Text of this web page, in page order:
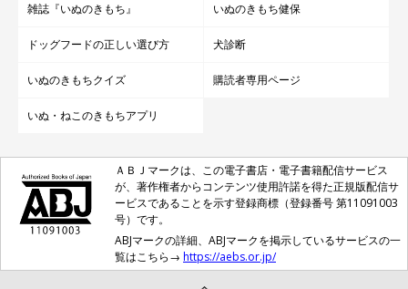
雑誌『いぬのきもち』 いぬのきもち健保
ドッグフードの正しい選び方 犬診断
いぬのきもちクイズ 購読者専用ページ
いぬ・ねこのきもちアプリ
ＡＢＪマークは、この電子書店・電子書籍配信サービス
が、著作権者からコンテンツ使用許諾を得た正規版配信サ
ービスであることを示す登録商標（登録番号 第11091003
号）です。
ABJマークの詳細、ABJマークを掲示しているサービスの一
覧はこちら→ https://aebs.or.jp/